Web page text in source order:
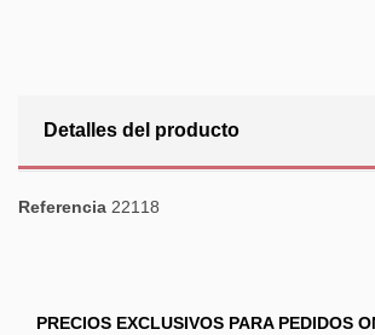
Detalles del producto
Referencia 22118
PRECIOS EXCLUSIVOS PARA PEDIDOS